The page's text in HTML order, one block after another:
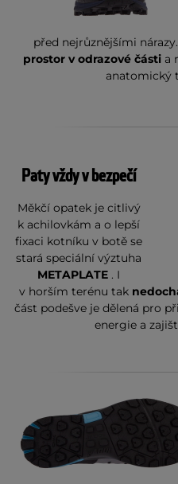
před nejrůznějšími
prostor v odrazové částia
anatomický
Paty vždy v bezpečí
Měkčí opatek je citlivý
k achilovkám a o lepší
fixaci kotníku v botě se
stará speciální výztuha
METAPLATE . I
v horším terénu tak
část podešve je dělená pro
energie a